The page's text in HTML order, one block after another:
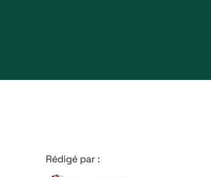
Rédigé par :